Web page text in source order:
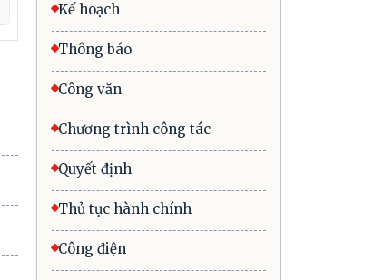
Kế hoạch
Thông báo
Công văn
Chương trình công tác
Quyết định
Thủ tục hành chính
Công điện